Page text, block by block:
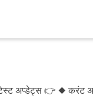
👉 ◆ करंट